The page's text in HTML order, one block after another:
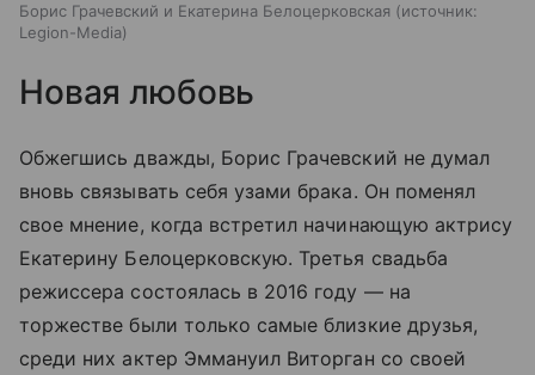
Борис Грачевский и Екатерина Белоцерковская
источник:
Legion-Media
Новая любовь
Обжегшись дважды, Борис Грачевский не думал
вновь связывать себя узами брака. Он поменял
свое мнение, когда встретил начинающую актрису
Екатерину Белоцерковскую. Третья свадьба
режиссера состоялась в 2016 году — на
торжестве были только самые близкие друзья,
среди них актер Эммануил Виторган со своей